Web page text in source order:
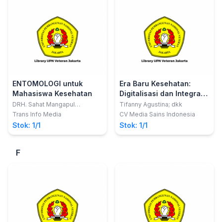
ENTOMOLOGI untuk
Mahasiswa Kesehatan
DRH. Sahat Mangapul
Ompusunggu, M.Sc.
Trans Info Media
Stok: 1/1
Era Baru Kesehatan:
Digitalisasi dan Integrasi
Data Untuk Pelayanan
Optimal
Tifanny Agustina; dkk
CV Media Sains Indonesia
Stok: 1/1
F